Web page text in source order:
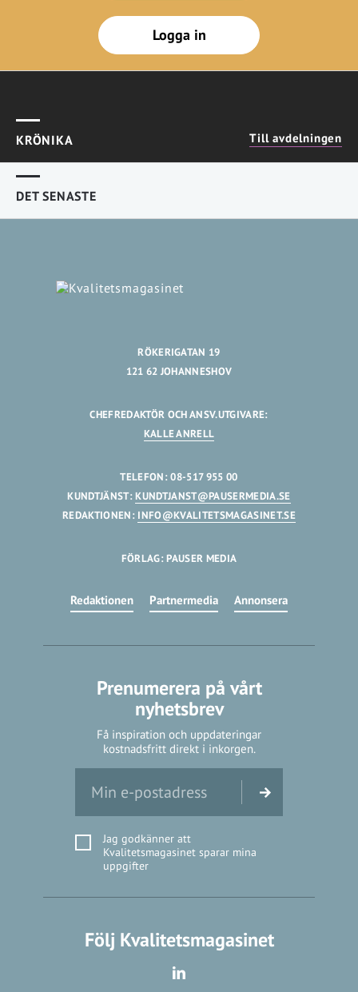
Logga in
KRÖNIKA Till avdelningen
DET SENASTE
RÖKERIGATAN 19
121 62 JOHANNESHOV
CHEFREDAKTÖR OCH ANSV.UTGIVARE:
KALLE ANRELL
TELEFON: 08-517 955 00
KUNDTJÄNST:KUNDTJANST@PAUSERMEDIA.SE
REDAKTIONEN: INFO@KVALITETSMAGASINET.SE
FÖRLAG: PAUSER MEDIA
Redaktionen Partnermedia Annonsera
Prenumerera på vårt
nyhetsbrev
Få inspiration och uppdateringar
kostnadsfritt direkt i inkorgen.
Jag godkänner att
Kvalitetsmagasinet sparar mina
uppgifter
Följ Kvalitetsmagasinet